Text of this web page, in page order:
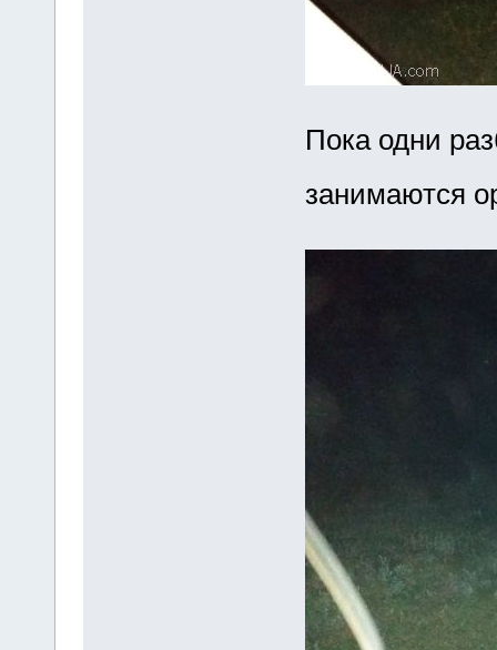
Пока одни
занимаются